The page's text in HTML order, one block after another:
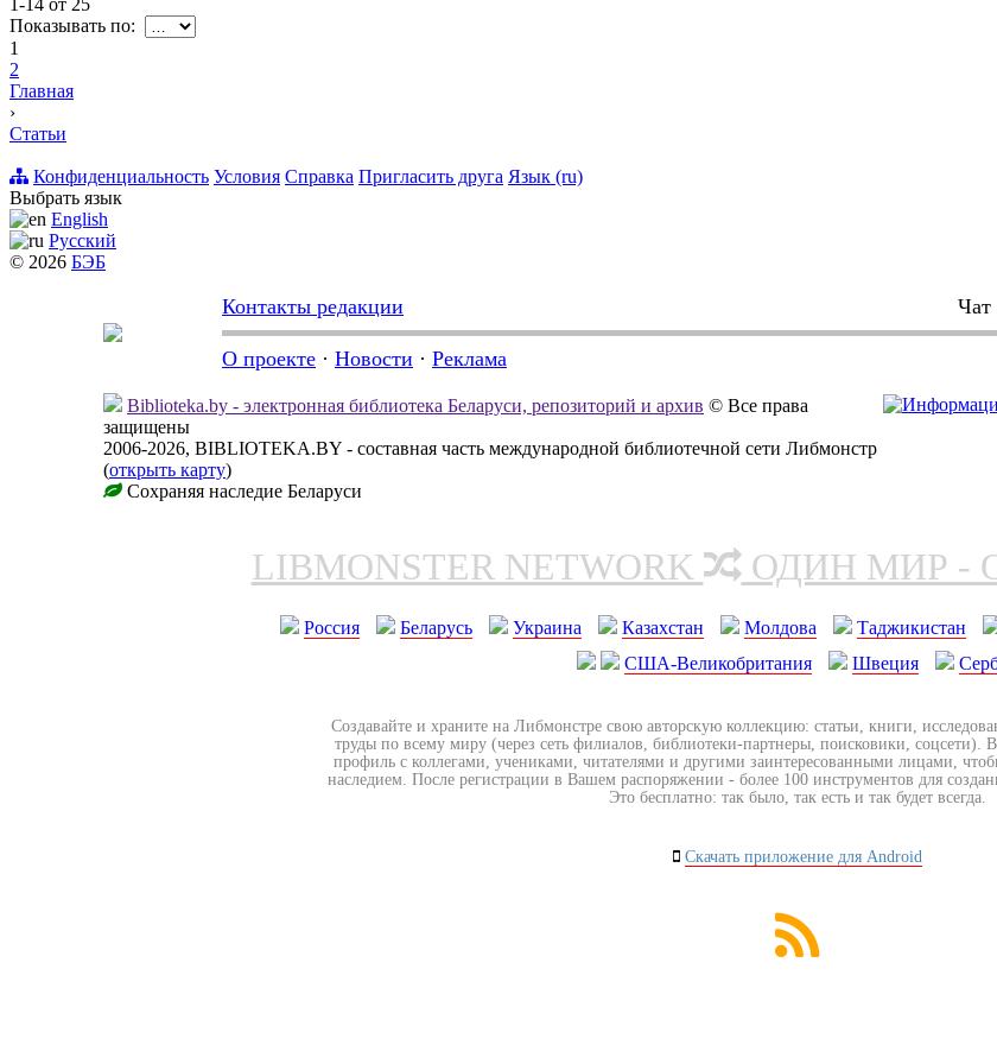
Показывать по:
1
2
Главная
›
Статьи
Конфиденциальность Условия Справка Пригласить друга Язык (ru)
Выбрать язык
English
Русский
© 2026 БЭБ
Контакты редакции Чат
О проекте · Новости · Реклама
Biblioteka.by - электронная библиотека Беларуси, репозиторий и архив © Все права
защищены
2006-2026, BIBLIOTEKA.BY - составная часть международной библиотечной сети Либмонстр
(открыть карту)
Сохраняя наследие Беларуси
LIBMONSTER NETWORK ОДИН МИР -
Россия Беларусь Украина Казахстан Молдова Таджикистан
США-Великобритания
Швеция
Создавайте и храните на Либмонстре свою авторскую коллекцию: статьи, книги,
труды по всему миру (через сеть филиалов, библиотеки-партнеры, поисковики, соцсети).
профиль с коллегами, учениками, читателями и другими заинтересованными лицами,
наследием. После регистрации в Вашем распоряжении - более 100 инструментов для
Это бесплатно: так было, так есть и так будет всегда.
Скачать приложение для Android